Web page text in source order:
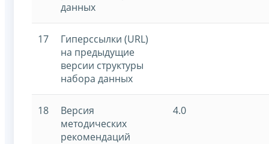
данных
17
Гиперссылки (URL)
на предыдущие
версии структуры
набора данных
18
Версия
методических
рекомендаций
4.0